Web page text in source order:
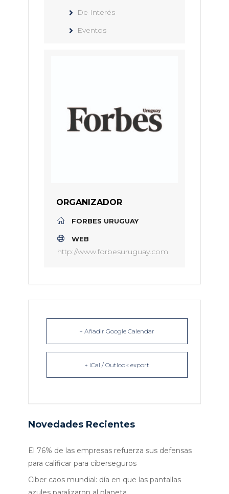
De Interés
Eventos
ORGANIZADOR
FORBES URUGUAY
WEB
http://www.forbesuruguay.com
+ Añadir Google Calendar
+ iCal / Outlook export
Novedades Recientes
El 76% de las empresas refuerza sus defensas
para calificar para ciberseguros
Ciber caos mundial: día en que las pantallas